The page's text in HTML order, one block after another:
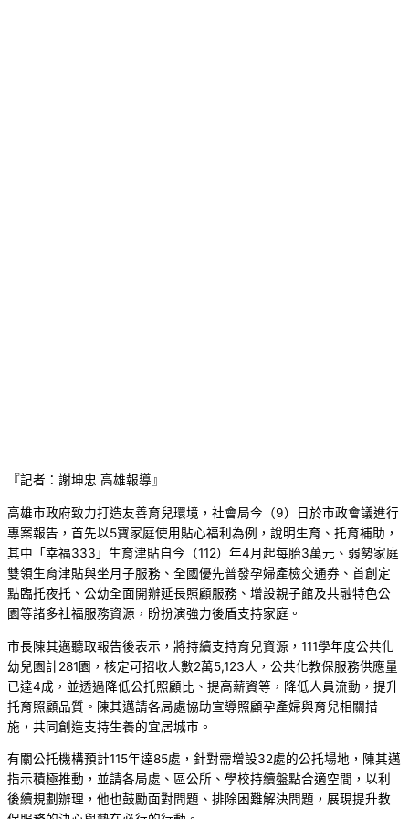
『記者：謝坤忠 高雄報導』
高雄市政府致力打造友善育兒環境，社會局今（9）日於市政會議進行
專案報告，首先以5寶家庭使用貼心福利為例，說明生育、托育補助，
其中「幸福333」生育津貼自今（112）年4月起每胎3萬元、弱勢家庭
雙領生育津貼與坐月子服務、全國優先普發孕婦產檢交通券、首創定
點臨托夜托、公幼全面開辦延長照顧服務、增設親子館及共融特色公
園等諸多社福服務資源，盼扮演強力後盾支持家庭。
市長陳其邁聽取報告後表示，將持續支持育兒資源，111學年度公共化
幼兒園計281園，核定可招收人數2萬5,123人，公共化教保服務供應量
已達4成，並透過降低公托照顧比、提高薪資等，降低人員流動，提升
托育照顧品質。陳其邁請各局處協助宣導照顧孕產婦與育兒相關措
施，共同創造支持生養的宜居城市。
有關公托機構預計115年達85處，針對需增設32處的公托場地，陳其邁
指示積極推動，並請各局處、區公所、學校持續盤點合適空間，以利
後續規劃辦理，他也鼓勵面對問題、排除困難解決問題，展現提升教